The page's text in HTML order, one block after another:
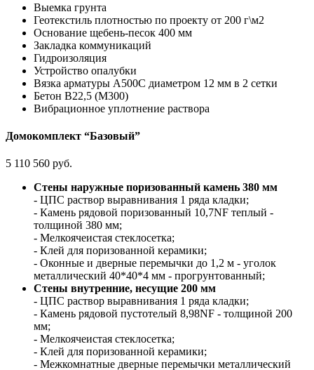
Выемка грунта
Геотекстиль плотностью по проекту от 200 г\м2
Основание щебень-песок 400 мм
Закладка коммуникаций
Гидроизоляция
Устройство опалубки
Вязка арматуры А500С диаметром 12 мм в 2 сетки
Бетон В22,5 (М300)
Вибрационное уплотнение раствора
Домокомплект “Базовый”
5 110 560 руб.
Стены наружные поризованный камень 380 мм
- ЦПС раствор выравнивания 1 ряда кладки;
- Камень рядовой поризованный 10,7NF теплый -
толщиной 380 мм;
- Мелкоячеистая стеклосетка;
- Клей для поризованной керамики;
- Оконные и дверные перемычки до 1,2 м - уголок
металлический 40*40*4 мм - прогрунтованный;
Стены внутренние, несущие 200 мм
- ЦПС раствор выравнивания 1 ряда кладки;
- Камень рядовой пустотелый 8,98NF - толщиной 200
мм;
- Мелкоячеистая стеклосетка;
- Клей для поризованной керамики;
- Межкомнатные дверные перемычки металлический